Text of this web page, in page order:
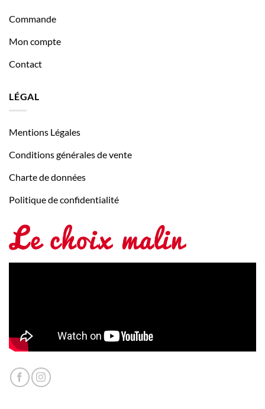
Commande
Mon compte
Contact
LÉGAL
Mentions Légales
Conditions générales de vente
Charte de données
Politique de confidentialité